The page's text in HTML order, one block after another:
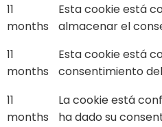
11
months
Esta cookie está
almacenar el
11
months
Esta cookie está
consentimiento
11
months
La cookie está
ha dado su